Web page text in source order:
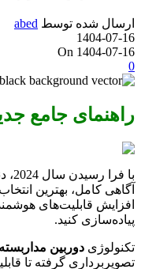
ارسال شده توسط abed
1404-07-16
On 1404-07-16
0
راهنمای جامع
آگاهی کامل، بهترین
افزایش قابلیت‌های
پیاده‌سازی کنید.
تکنولوژی دوربین
تصویربرداری گرفته تا